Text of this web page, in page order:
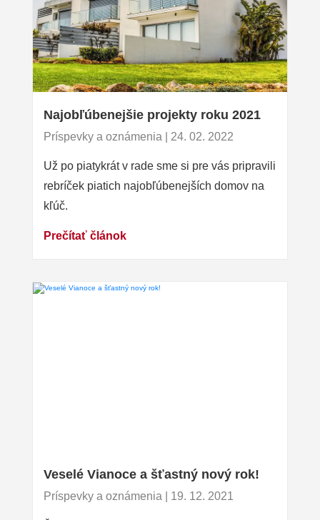
Najobľúbenejšie projekty roku 2021
Príspevky a oznámenia | 24. 02. 2022
Už po piatykrát v rade sme si pre vás pripravili
rebríček piatich najobľúbenejších domov na
kľúč.
Prečítať článok
Veselé Vianoce a šťastný nový rok!
Príspevky a oznámenia | 19. 12. 2021